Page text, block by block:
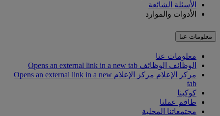
الأسئلة الشائعة
الأدوات والموارد
معلومات عنا
معلومات عنا
الوظائف الوظائف Opens an external link in a new tab
مركز الإعلام
مركز الإعلام Opens an external link in a new
tab
كوكبنا
طاقم عملنا
مجتمعاتنا المحلية